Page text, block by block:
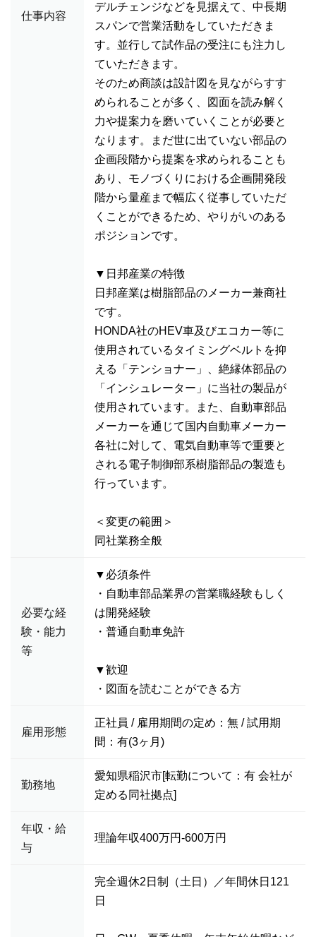
仕事内容
デルチェンジなどを見据えて、中長期
スパンで営業活動をしていただきま
す。並行して試作品の受注にも注力し
ていただきます。
そのため商談は設計図を見ながらすす
められることが多く、図面を読み解く
力や提案力を磨いていくことが必要と
なります。まだ世に出ていない部品の
企画段階から提案を求められることも
あり、モノづくりにおける企画開発段
階から量産まで幅広く従事していただ
くことができるため、やりがいのある
ポジションです。
▼日邦産業の特徴
日邦産業は樹脂部品のメーカー兼商社
です。
HONDA社のHEV車及びエコカー等に
使用されているタイミングベルトを抑
える「テンショナー」、絶縁体部品の
「インシュレーター」に当社の製品が
使用されています。また、自動車部品
メーカーを通じて国内自動車メーカー
各社に対して、電気自動車等で重要と
される電子制御部系樹脂部品の製造も
行っています。
＜変更の範囲＞
同社業務全般
必要な経
験・能力
等
▼必須条件
・自動車部品業界の営業職経験もしく
は開発経験
・普通自動車免許
▼歓迎
・図面を読むことができる方
雇用形態
正社員 / 雇用期間の定め：無 / 試用期
間：有(3ヶ月)
勤務地
愛知県稲沢市[転勤について：有 会社が
定める同社拠点]
年収・給
与
理論年収400万円-600万円
完全週休2日制（土日）／年間休日121
日